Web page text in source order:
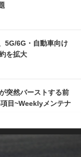
5G/6G・自動車向け
を拡大
突然バーストする前
目~Weeklyメンテナ